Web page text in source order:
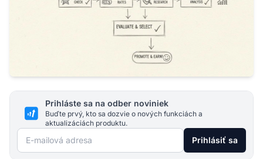
Prihláste sa na odber noviniek
Buďte prvý, kto sa dozvie o nových funkciách a
aktualizáciách produktu.
E-mailová adresa Prihlásiť sa